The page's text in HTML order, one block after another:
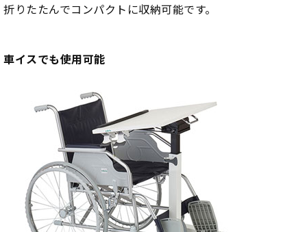
折りたたんでコンパクトに収納可能です。
車イスでも使用可能